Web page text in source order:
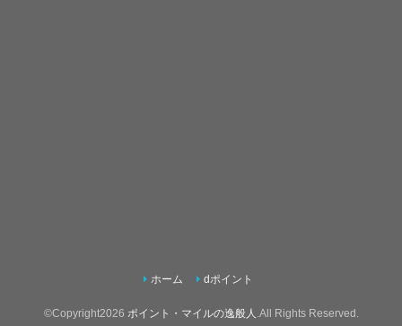
ホーム dポイント
©Copyright2026 ポイント・マイルの逸般人 .All Rights Reserved.